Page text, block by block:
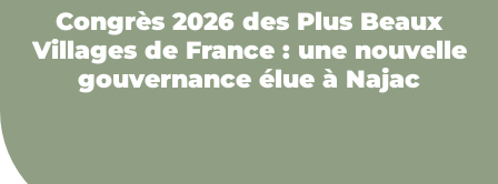
Congrès 2026 des Plus Beaux
Villages de France : une nouvelle
gouvernance élue à Najac